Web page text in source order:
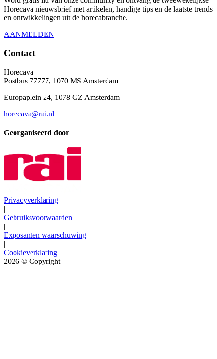
Horecava nieuwsbrief met artikelen, handige tips en de laatste trends
en ontwikkelingen uit de horecabranche.
AANMELDEN
Contact
Horecava
Postbus 77777, 1070 MS Amsterdam
Europaplein 24, 1078 GZ Amsterdam
horecava@rai.nl
Georganiseerd door
Privacyverklaring
|
Gebruiksvoorwaarden
|
Exposanten waarschuwing
|
Cookieverklaring
2026 © Copyright